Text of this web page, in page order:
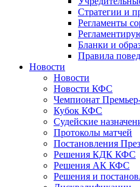
Стратегии и
Регламенты
Бланки и
Правила
Новости
Новости
Новости КФС
Чемпионат
Кубок КФС
Судейские
Протоколы матчей
Постановления
Решения КДК КФС
Решения АК КФС
Решения и